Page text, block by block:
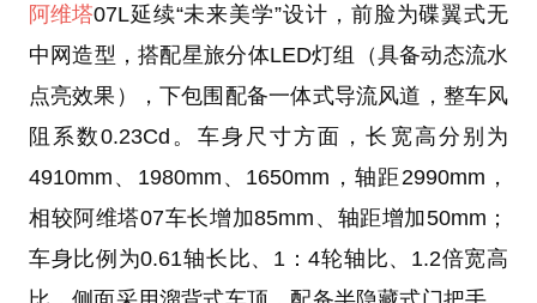
阿维塔07L延续“未来美学”设计，前脸为碟翼式无
中网造型，搭配星旅分体LED灯组（具备动态流水
点亮效果），下包围配备一体式导流风道，整车风
阻系数0.23Cd。车身尺寸方面，长宽高分别为
4910mm、1980mm、1650mm，轴距2990mm，
相较阿维塔07车长增加85mm、轴距增加50mm；
车身比例为0.61轴长比、1：4轮轴比、1.2倍宽高